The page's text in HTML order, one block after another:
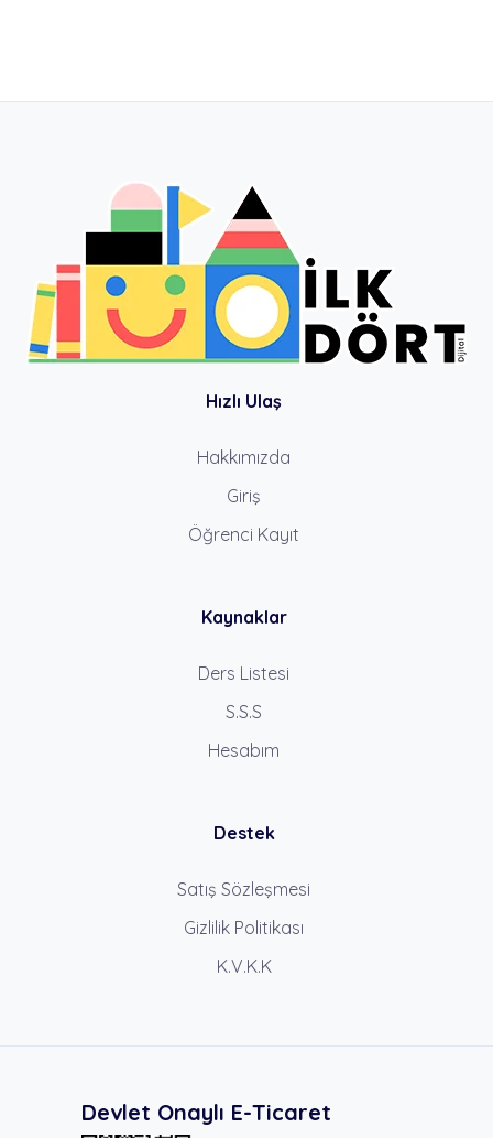
Hızlı Ulaş
Hakkımızda
Giriş
Öğrenci Kayıt
Kaynaklar
Ders Listesi
S.S.S
Hesabım
Destek
Satış Sözleşmesi
Gizlilik Politikası
K.V.K.K
Devlet Onaylı E-Ticaret